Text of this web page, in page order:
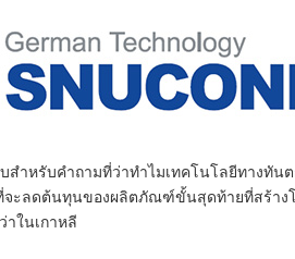
สำหรับคำถามที่ว่าทำไมเทคโนโลยีทางทั
จะลดต้นทุนของผลิตภัณฑ์ขั้นสุดท้ายที่สร้าง
าในเกาหลี